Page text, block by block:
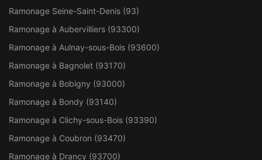
Ramonage Seine-Saint-Denis (93)
Ramonage à Aubervilliers (93300)
Ramonage à Aulnay-sous-Bois (93600)
Ramonage à Bagnolet (93170)
Ramonage à Bobigny (93000)
Ramonage à Bondy (93140)
Ramonage à Clichy-sous-Bois (93390)
Ramonage à Coubron (93470)
Ramonage à Drancy (93700)